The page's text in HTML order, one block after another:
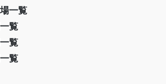
一覧
覧
覧
覧